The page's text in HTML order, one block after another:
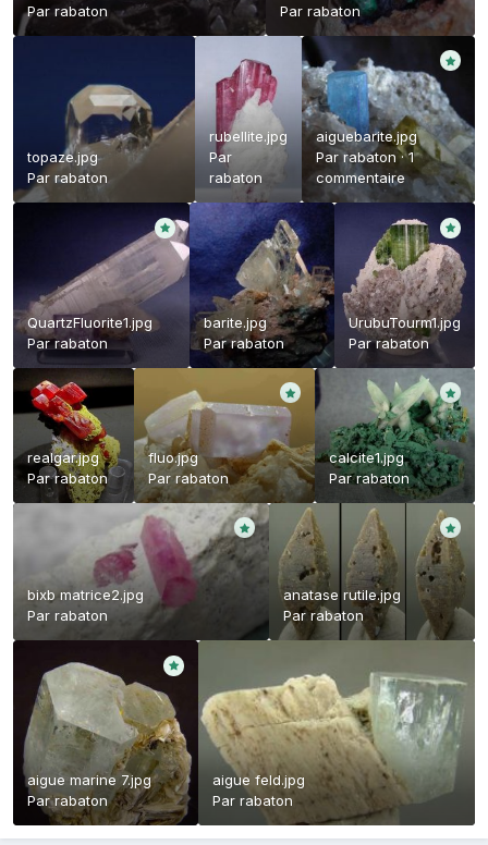
Parrabaton
Parrabaton
topaze.jpg
Par rabaton
rubellite.jpg
Par
rabaton
aiguebarite.jpg
Parrabaton·1
commentaire
QuartzFluorite1.jpg
Parrabaton
barite.jpg
Parrabaton
UrubuTourm1.jpg
Parrabaton
realgar.jpg
Parrabaton
fluo.jpg
Parrabaton
calcite1.jpg
Parrabaton
bixb matrice2.jpg
Par rabaton
anatase rutile.jpg
Parrabaton
aigue marine 7.jpg
Parrabaton
aigue feld.jpg
Parrabaton